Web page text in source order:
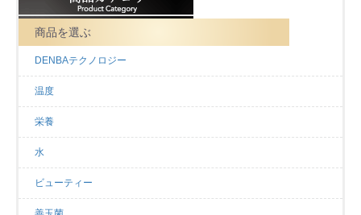
商品を選ぶ
DENBAテクノロジー
温度
栄養
水
ビューティー